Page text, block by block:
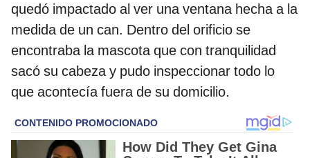
quedó impactado al ver una ventana hecha a la
medida de un can. Dentro del orificio se
encontraba la mascota que con tranquilidad
sacó su cabeza y pudo inspeccionar todo lo
que acontecía fuera de su domicilio.